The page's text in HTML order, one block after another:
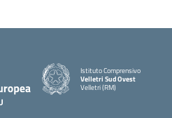
Istituto Comprensivo
Velletri Sud Ovest
Velletri (RM)